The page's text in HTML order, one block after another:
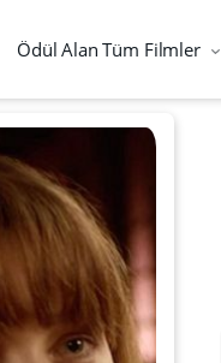
Ödül Alan Tüm Filmler